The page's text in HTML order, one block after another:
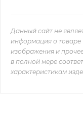
Данный сайт не
информация о товаре
изображения и
в полной мере
характеристикам